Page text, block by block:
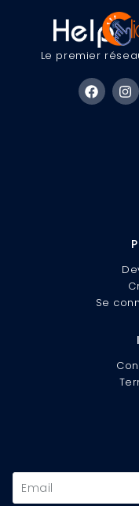
Le premier
Se